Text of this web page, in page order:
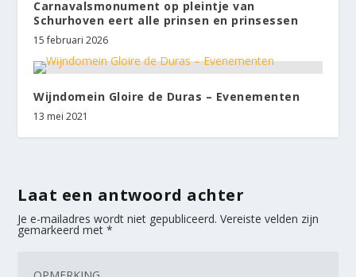
Carnavalsmonument op pleintje van
Schurhoven eert alle prinsen en prinsessen
15 februari 2026
Wijndomein Gloire de Duras – Evenementen
13 mei 2021
Laat een antwoord achter
Je e-mailadres wordt niet gepubliceerd. Vereiste velden zijn
gemarkeerd met*